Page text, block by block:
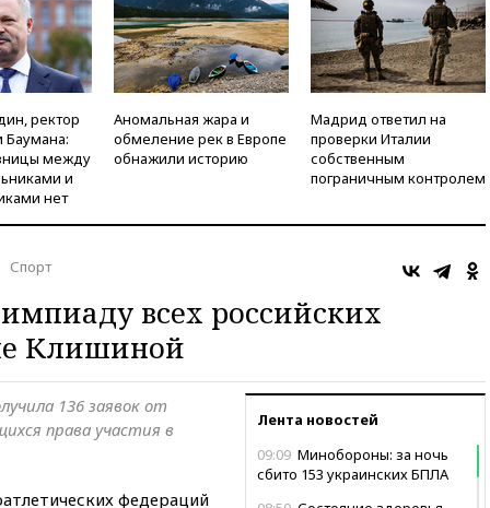
ректор
между
и
нет
Аномальная жара и
обмеление рек в Европе
обнажили историю
Мадрид ответил на
проверки Италии
собственным
пограничным контролем
Спорт
всех российских
Клишиной
Лента новостей
09:09 Минобороны: за ночь
сбито 153 украинских БПЛА
136 заявок от
права участия в
федераций